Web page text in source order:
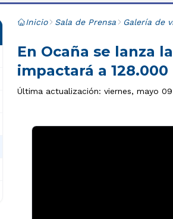
Inicio Sala de Prensa Galería de
En Ocaña se lanza
impactará a
Última actualización: viernes, mayo